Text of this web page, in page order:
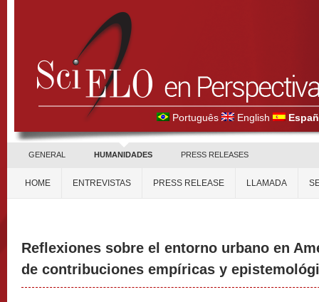
Português English
GENERAL HUMANIDADES PRESS RELEASES
HOME ENTREVISTAS PRESS RELEASE LLAMADA
Reflexiones sobre el entorno urbano en
de contribuciones empíricas y